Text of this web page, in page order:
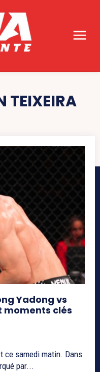
TEIXEIRA
Yadong vs
moments clés
ce samedi matin. Dans
par...